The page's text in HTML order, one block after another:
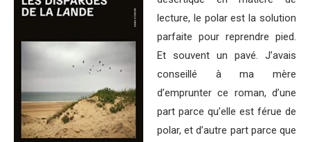
lecture, le polar est la solution
parfaite pour reprendre pied.
Et souvent un pavé. J’avais
conseillé à ma mère
d’emprunter ce roman, d’une
part parce qu’elle est férue de
polar, et d’autre part parce que